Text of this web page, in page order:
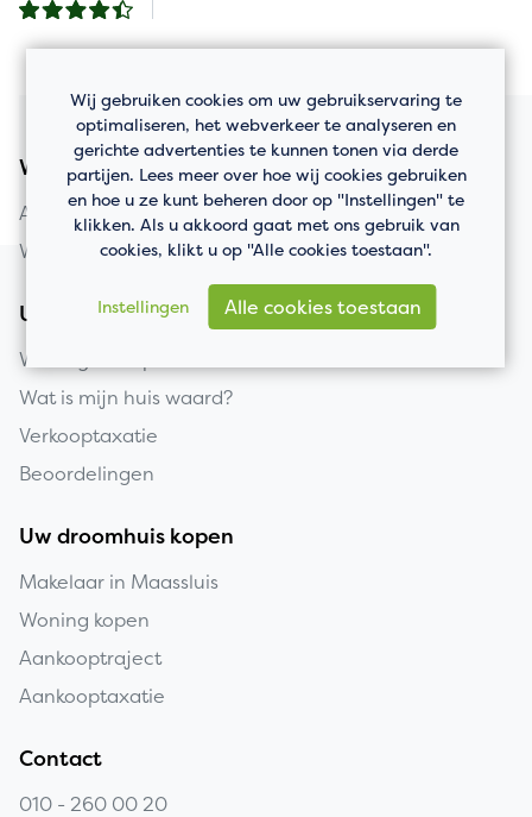
Woningaanbod
Appartement kopen
Woning kopen
Uw huis verkopen
Woning verkopen
Wat is mijn huis waard?
Verkooptaxatie
Beoordelingen
Uw droomhuis kopen
Makelaar in Maassluis
Woning kopen
Aankooptraject
Aankooptaxatie
Contact
010 - 260 00 20
Wij gebruiken cookies om uw gebruikservaring te
optimaliseren, het webverkeer te analyseren en
gerichte advertenties te kunnen tonen via derde
partijen. Lees meer over hoe wij cookies gebruiken
en hoe u ze kunt beheren door op "Instellingen" te
klikken. Als u akkoord gaat met ons gebruik van
cookies, klikt u op "Alle cookies toestaan".
Instellingen Alle cookies toestaan